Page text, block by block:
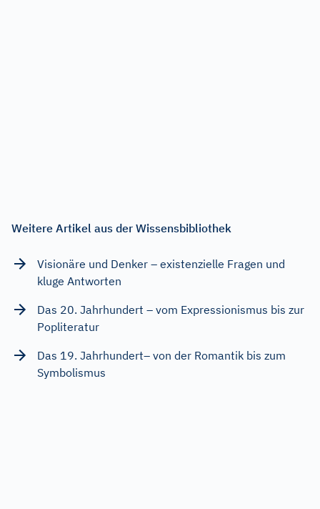
Weitere Artikel aus der Wissensbibliothek
Visionäre und Denker – existenzielle Fragen und
kluge Antworten
Das 20. Jahrhundert – vom Expressionismus bis zur
Popliteratur
Das 19. Jahrhundert– von der Romantik bis zum
Symbolismus